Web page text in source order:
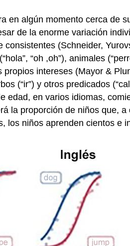
en algún momento cerca de
de la enorme variación
(Schneider,
“oh ,oh”), animales
intereses (Mayor &
(“ir”) y otros predicados
en varios idiomas,
la proporción de niños que,
los niños aprenden cientos e